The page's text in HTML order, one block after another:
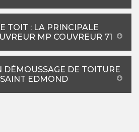
TOIT : LA PRINCIPALE
MP COUVREUR 71
DÉMOUSSAGE DE TOITURE
EDMOND